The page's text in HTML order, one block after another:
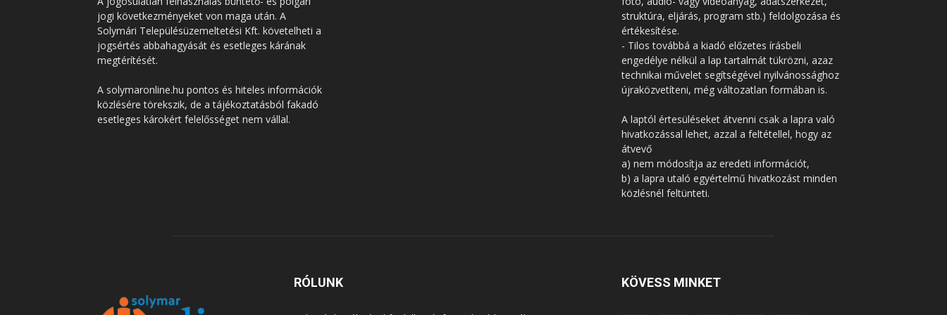
jogi következményeket von maga után. A
Solymári Településüzemeltetési Kft. követelheti a
jogsértés abbahagyását és esetleges kárának
megtérítését.
A solymaronline.hu pontos és hiteles információk
közlésére törekszik, de a tájékoztatásból fakadó
esetleges károkért felelősséget nem vállal.
struktúra, eljárás, program stb.) feldolgozása és
értékesítése.
- Tilos továbbá a kiadó előzetes írásbeli
engedélye nélkül a lap tartalmát tükrözni, azaz
technikai művelet segítségével nyilvánossághoz
újraközvetíteni, még változatlan formában is.
A laptól értesüléseket átvenni csak a lapra való
hivatkozással lehet, azzal a feltétellel, hogy az
átvevő
a) nem módosítja az eredeti információt,
b) a lapra utaló egyértelmű hivatkozást minden
közlésnél feltünteti.
RÓLUNK KÖVESS MINKET